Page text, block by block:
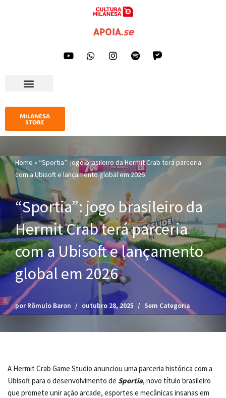
APOIA.se
MILANESA
STORE
Home » “Sportia”: jogo brasileiro da Hermit Crab terá parceria
com a Ubisoft e lançamento global em 2026
“Sportia”: jogo brasileiro da
Hermit Crab terá parceria
com a Ubisoft e lançamento
global em 2026
por Rômulo Baron outubro 28, 2025 Sem Categoria
A Hermit Crab Game Studio anunciou uma parceria histórica com a
Ubisoft para o desenvolvimento de Sportia, novo título brasileiro
que promete unir ação arcade, esportes e mecânicas insanas em